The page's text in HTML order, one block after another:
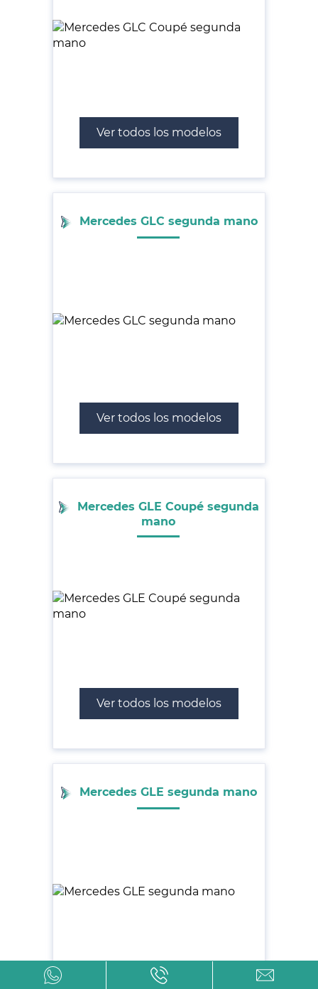
Ver todos los modelos
Mercedes GLC segunda mano
Ver todos los modelos
Mercedes GLE Coupé segunda
mano
Ver todos los modelos
Mercedes GLE segunda mano